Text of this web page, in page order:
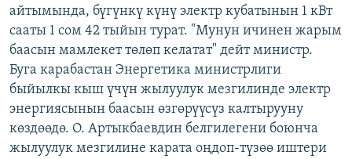
ЭЖЕ-СИҢДИЛЕР
ЫҢГАЙСЫЗ СУРООЛОР
ОНЛАЙН ШЕРИНЕ
ЭЕ/АРнун бардык сайттары
айтымында, бүгүнкү күнү электр кубатынын 1 кВт
сааты 1 сом 42 тыйын турат. "Мунун ичинен жарым
баасын мамлекет төлөп келатат" дейт министр.
Буга карабастан Энергетика министрлиги
быйылкы кыш үчүн жылуулук мезгилинде электр
энергиясынын баасын өзгөрүүсүз калтырууну
көздөөдө. О. Артыкбаевдин белгилегени боюнча
жылуулук мезгилине карата оңдоп-түзөө иштери